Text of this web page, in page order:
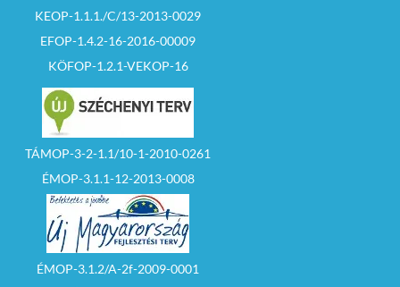
KEOP-1.1.1./C/13-2013-0029
EFOP-1.4.2-16-2016-00009
KÖFOP-1.2.1-VEKOP-16
TÁMOP-3-2-1.1/10-1-2010-0261
ÉMOP-3.1.1-12-2013-0008
ÉMOP-3.1.2/A-2f-2009-0001